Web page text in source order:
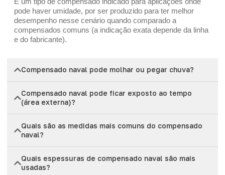
pode haver umidade, por ser produzido para ter melhor
desempenho nesse cenário quando comparado a
compensados comuns (a indicação exata depende da linha
e do fabricante).
Compensado naval pode molhar ou pegar chuva?
Compensado naval pode ficar exposto ao tempo
(área externa)?
Quais são as medidas mais comuns do compensado
naval?
Quais espessuras de compensado naval são mais
usadas?